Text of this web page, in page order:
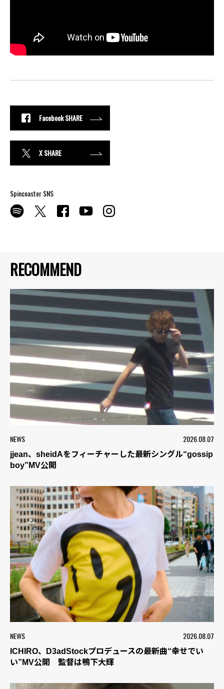
RECOMMEND
NEWS 2026.08.07
jjean、sheidAをフィーチャーした最新シングル“gossip
boy”MV公開
NEWS 2026.08.07
ICHIRO、D3adStockプロデュースの最新曲“幸せでい
い”MV公開 監督は鴨下大輝
Facebook SHARE
X SHARE
Spincoaster SNS